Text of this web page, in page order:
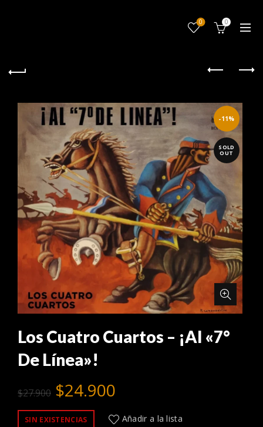
0 0
-11%
SOLD
OUT
Los Cuatro Cuartos – ¡Al «7°
De Línea»!
$27.900 El
precio
$24.900
precio
SIN EXISTENCIAS Añadir a la lista